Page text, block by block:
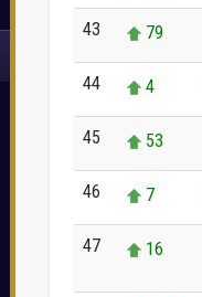
43 79
44 4
45 53
46 7
47 16